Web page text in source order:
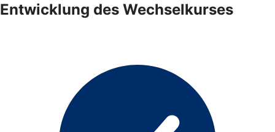
Entwicklung des Wechselkurses